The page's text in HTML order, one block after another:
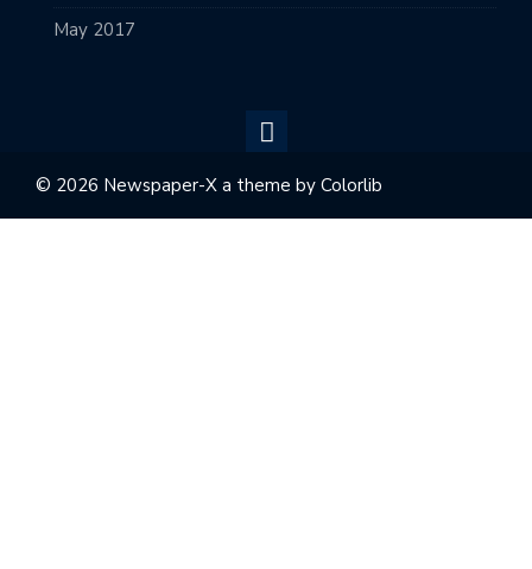
May 2017
© 2026 Newspaper-X a theme by Colorlib